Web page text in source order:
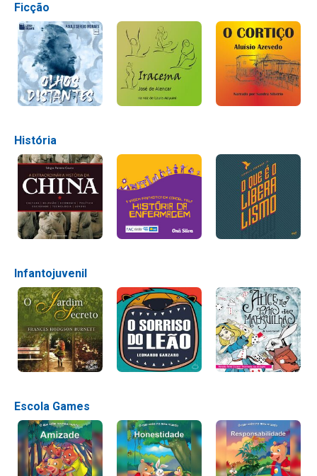
Ficção
História
Infantojuvenil
Escola Games